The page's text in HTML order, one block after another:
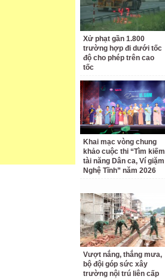
Xử phạt gần 1.800
trường hợp đi dưới tốc
độ cho phép trên cao
tốc
Khai mạc vòng chung
khảo cuộc thi “Tìm kiếm
tài năng Dân ca, Ví giặm
Nghệ Tĩnh” năm 2026
Vượt nắng, thắng mưa,
bộ đội góp sức xây
trường nội trú liên cấp